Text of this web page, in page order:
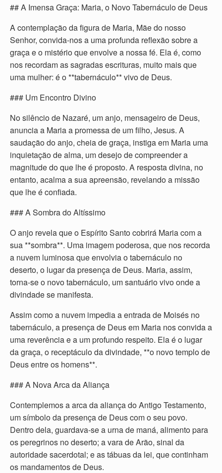
## A Imensa Graça: Maria, o Novo Tabernáculo de Deus
A contemplação da figura de Maria, Mãe do nosso
Senhor, convida-nos a uma profunda reflexão sobre a
graça e o mistério que envolve a nossa fé. Ela é, como
nos recordam as sagradas escrituras, muito mais que
uma mulher: é o **tabernáculo** vivo de Deus.
### Um Encontro Divino
No silêncio de Nazaré, um anjo, mensageiro de Deus,
anuncia a Maria a promessa de um filho, Jesus. A
saudação do anjo, cheia de graça, instiga em Maria uma
inquietação de alma, um desejo de compreender a
magnitude do que lhe é proposto. A resposta divina, no
entanto, acalma a sua apreensão, revelando a missão
que lhe é confiada.
### A Sombra do Altíssimo
O anjo revela que o Espírito Santo cobrirá Maria com a
sua **sombra**. Uma imagem poderosa, que nos recorda
a nuvem luminosa que envolvia o tabernáculo no
deserto, o lugar da presença de Deus. Maria, assim,
torna-se o novo tabernáculo, um santuário vivo onde a
divindade se manifesta.
Assim como a nuvem impedia a entrada de Moisés no
tabernáculo, a presença de Deus em Maria nos convida a
uma reverência e a um profundo respeito. Ela é o lugar
da graça, o receptáculo da divindade, **o novo templo de
Deus entre os homens**.
### A Nova Arca da Aliança
Contemplemos a arca da aliança do Antigo Testamento,
um símbolo da presença de Deus com o seu povo.
Dentro dela, guardava-se a urna de maná, alimento para
os peregrinos no deserto; a vara de Arão, sinal da
autoridade sacerdotal; e as tábuas da lei, que continham
os mandamentos de Deus.